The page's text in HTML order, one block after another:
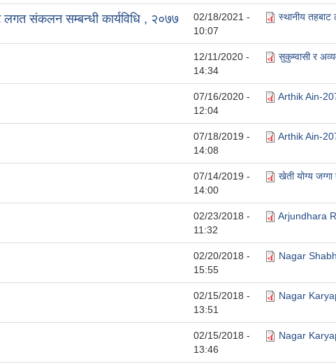
लगत संकलन सम्बन्धी कार्यविधि , २०७७
02/18/2021 -
10:07
स्थानीय
12/11/2020 -
14:34
सुकुम्वासी र
07/16/2020 -
12:04
Arthik Ain-
07/18/2019 -
14:08
Arthik Ain-
07/14/2019 -
14:00
खेती योग्य
02/23/2018 -
11:32
Arjundhara
02/20/2018 -
15:55
Nagar
02/15/2018 -
13:51
Nagar
02/15/2018 -
13:46
Nagar